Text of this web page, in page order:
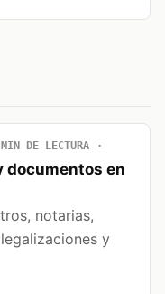
DE LECTURA
documentos en
notarias,
y